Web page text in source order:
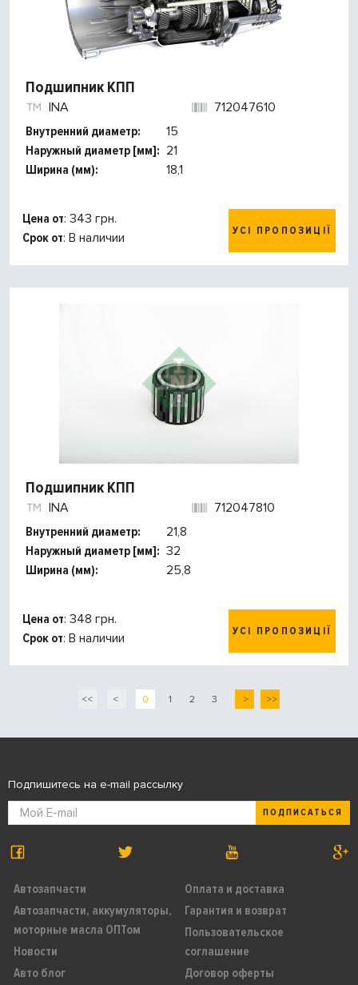
Подшипник КПП
INA
712047610
Внутренний диаметр:
15
Наружный диаметр [мм]: 21
Ширина (мм):
18,1
Цена от: 343 грн.
Срок от: В наличии УСІ ПРОПОЗИЦІЇ
Подшипник КПП
INA
712047810
Внутренний диаметр:
21,8
Наружный диаметр [мм]: 32
Ширина (мм):
25,8
Цена от: 348 грн.
Срок от: В наличии УСІ ПРОПОЗИЦІЇ
<< < 0 1 2 3 > >>
Автозапчасти
Автозапчасти, аккумуляторы,
моторные масла ОПТом
Новости
Авто блог
Оплата и доставка
Гарантия и возврат
Пользовательское
соглашение
Договор оферты
Подпишитесь на e-mail рассылку
ПОДПИСАТЬСЯ